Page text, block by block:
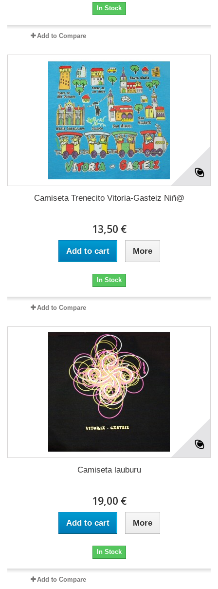
In Stock
Add to Compare
Camiseta Trenecito Vitoria-Gasteiz Niñ@
13,50 €
Add to cart More
In Stock
Add to Compare
Camiseta lauburu
19,00 €
Add to cart More
In Stock
Add to Compare